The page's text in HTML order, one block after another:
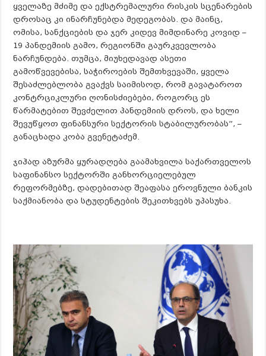
ყველაზე მძიმე და ექსტრემალური რისკის სცენარების
დროსაც კი ინარჩუნებდა მედეგობას. და მაინც,
ომისა, სანქციების და ჯერ კიდევ მიმდინარე კოვიდ –
19 პანდემიის გამო, რეგიონში გაურკვევლობა
ნარჩუნდება. თუმცა, მიუხედავად ასეთი
გამოწვევებისა, საჭიროების შემთხვევაში, ყველა
შესაძლებლობა გვაქვს საიმისოდ, რომ გავატაროთ
კონტრციკლური ღონისძიებები, როგორც ეს
წარმატებით შევძელით პანდემიის დროს, და ხელი
შევუწყოთ ფინანსური სექტორის სტაბილურობას”, –
განაცხადა კობა გვენეტაძემ.
ჯიჰად აზურმა ყურადღება გაამახვილა საქართველოს
საფინანსო სექტორში განხორციელებულ
რეფორმებზე, დადებითად შეაფასა ეროვნული ბანკის
საქმიანობა და სტუდენტების შეკითხვებს უპასუხა.